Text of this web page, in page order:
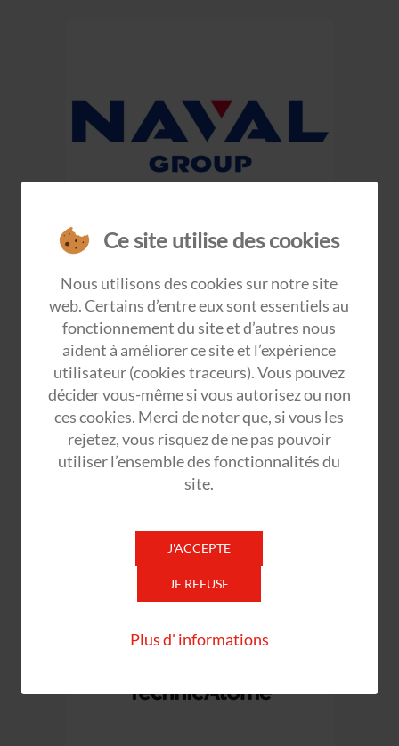
Ce site utilise des cookies
Nous utilisons des cookies sur notre site
web. Certains d’entre eux sont essentiels au
fonctionnement du site et d’autres nous
aident à améliorer ce site et l’expérience
utilisateur (cookies traceurs). Vous pouvez
décider vous-même si vous autorisez ou non
ces cookies. Merci de noter que, si vous les
rejetez, vous risquez de ne pas pouvoir
utiliser l’ensemble des fonctionnalités du
site.
J'ACCEPTE
JE REFUSE
Plus d' informations